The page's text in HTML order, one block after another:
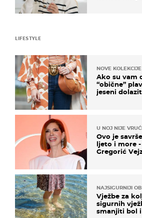
LIFESTYLE
NOVE KOLEKCIJE
Ako su vam
“obične”
jeseni
U NOJ NIJE
Ovo je
ljeto i more
Gregorić
NAJSIGURNIJI
Vježbe za
sigurnih
smanjiti bol